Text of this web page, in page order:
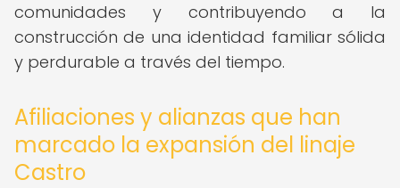
comunidades y contribuyendo a la
construcción de una identidad familiar sólida
y perdurable a través del tiempo.
Afiliaciones y alianzas que han
marcado la expansión del linaje
Castro